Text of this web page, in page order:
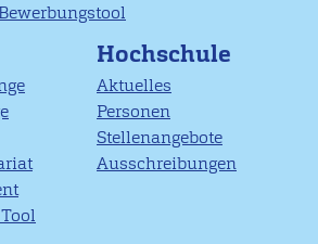
Hochschule
Aktuelles
Personen
Stellenangebote
Ausschreibungen